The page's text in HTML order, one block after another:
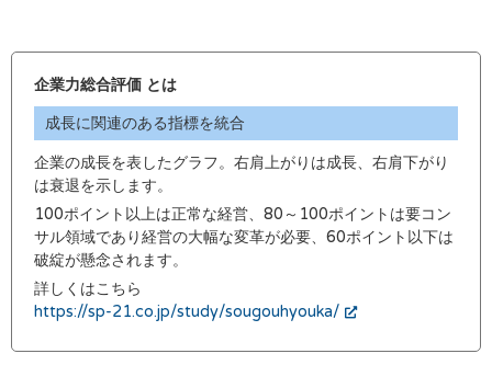
企業力総合評価 とは
成長に関連のある指標を統合
企業の成長を表したグラフ。右肩上がりは成長、右肩下がり
は衰退を示します。
100ポイント以上は正常な経営、80～100ポイントは要コン
サル領域であり経営の大幅な変革が必要、60ポイント以下は
破綻が懸念されます。
詳しくはこちら
https://sp-21.co.jp/study/sougouhyouka/